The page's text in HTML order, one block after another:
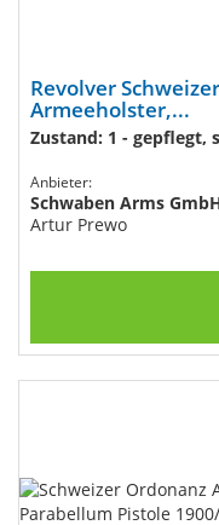
Revolver
Armeeholster,...
Zustand: 1 - gepflegt,
Anbieter:
Schwaben Arms
Artur Prewo